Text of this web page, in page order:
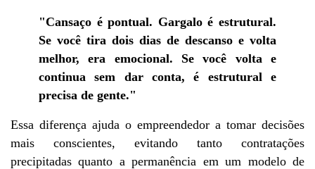
"Cansaço é pontual. Gargalo é estrutural.
Se você tira dois dias de descanso e volta
melhor, era emocional. Se você volta e
continua sem dar conta, é estrutural e
precisa de gente."
Essa diferença ajuda o empreendedor a tomar decisões
mais conscientes, evitando tanto contratações
precipitadas quanto a permanência em um modelo de